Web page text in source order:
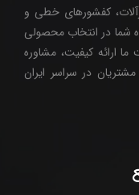
کفشورهای خطی و
شما در انتخاب محصولی
ارائه کیفیت، مشاوره
در سراسر ایران